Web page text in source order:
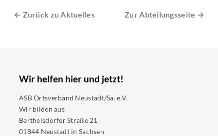
← Zurück zu Aktuelles Zur Abteilungsseite →
Wir helfen hier und jetzt!
ASB Ortsverband Neustadt/Sa. e.V.
Wir bilden aus
Berthelsdorfer Straße 21
01844 Neustadt in Sachsen